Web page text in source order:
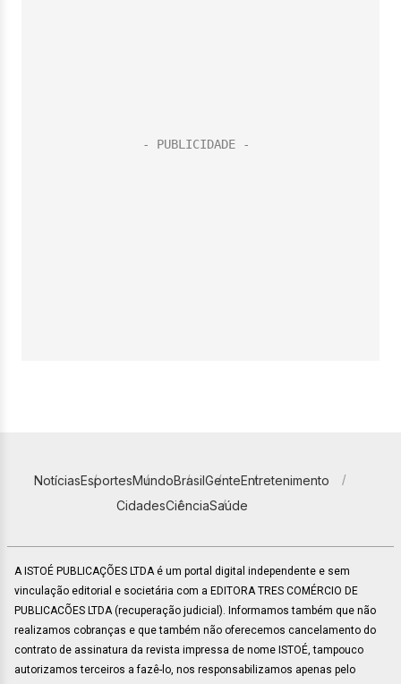
NotíciasEsportesMundoBrasilGenteEntretenimento
CidadesCiênciaSaúde
A ISTOÉ PUBLICAÇÕES LTDA é um portal digital independente e sem
vinculação editorial e societária com a EDITORA TRES COMÉRCIO DE
PUBLICACÕES LTDA (recuperação judicial). Informamos também que não
realizamos cobranças e que também não oferecemos cancelamento do
contrato de assinatura da revista impressa de nome ISTOÉ, tampouco
autorizamos terceiros a fazê-lo, nos responsabilizamos apenas pelo